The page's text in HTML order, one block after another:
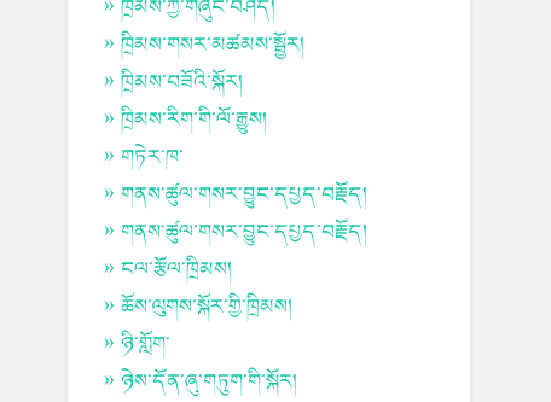
ཁྲིམས་ཀྱི་གཞུང་བཤད།
ཁྲིམས་གསར་མཚམས་སྦྱོར།
ཁྲིམས་བཟོའི་སྐོར།
ཁྲིམས་རིག་གི་ལོ་རྒྱུས།
གཏེར་ཁ་
གནས་ཚུལ་གསར་བྱུང་དཔྱད་བརྗོད།
གནས་ཚུལ་གསར་བྱུང་དཔྱད་བརྗོད།
ངལ་རྩོལ་ཁྲིམས།
ཆོས་ལུགས་སྐོར་གྱི་ཁྲིམས།
ཉི་གློག་
ཉེས་དོན་ཞུ་གཏུག་གི་སྐོར།